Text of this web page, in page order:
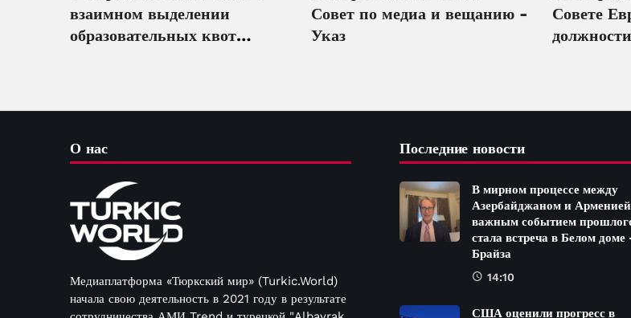
взаимном выделении
образовательных квот
Совет по медиа и вещанию -
Указ
Совете
должности
О нас
Медиаплатформа «Тюркский мир» (Turkic.World)
начала свою деятельность в 2021 году в результате
Последние новости
В мирном процессе между
Азербайджаном и
важным событием
стала встреча в Белом
Брайза
14:10
США оценили прогресс в